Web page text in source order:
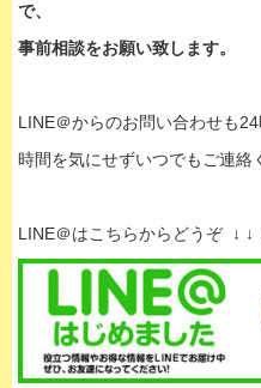
で、
事前相談をお願い致します。
LINE＠からのお問い合わせも24
時間を気にせずいつでもご連絡
LINE＠はこちらからどうぞ ↓ ↓